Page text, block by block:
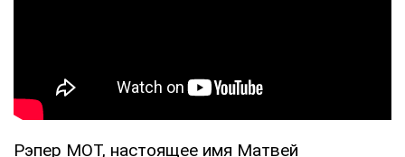
Рэпер МОТ, настоящее имя Матвей